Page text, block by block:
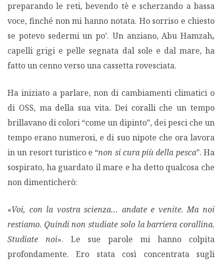
preparando le reti, bevendo tè e scherzando a bassa
voce, finché non mi hanno notata. Ho sorriso e chiesto
se potevo sedermi un po’. Un anziano, Abu Hamzah,
capelli grigi e pelle segnata dal sole e dal mare, ha
fatto un cenno verso una cassetta rovesciata.
Ha iniziato a parlare, non di cambiamenti climatici o
di OSS, ma della sua vita. Dei coralli che un tempo
brillavano di colori “come un dipinto”, dei pesci che un
tempo erano numerosi, e di suo nipote che ora lavora
in un resort turistico e “non si cura più della pesca”. Ha
sospirato, ha guardato il mare e ha detto qualcosa che
non dimenticherò:
«Voi, con la vostra scienza… andate e venite. Ma noi
restiamo. Quindi non studiate solo la barriera corallina.
Studiate noi». Le sue parole mi hanno colpita
profondamente. Ero stata così concentrata sugli